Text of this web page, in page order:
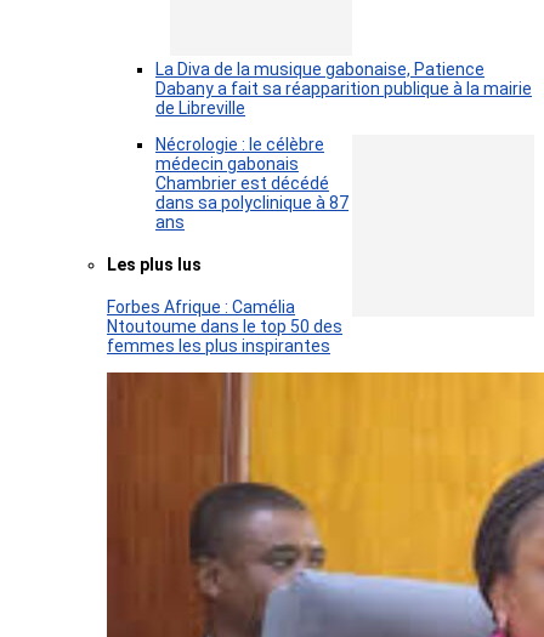
La Diva de la musique gabonaise, Patience
Dabany a fait sa réapparition publique à la mairie
de Libreville
Nécrologie : le célèbre
médecin gabonais
Chambrier est décédé
dans sa polyclinique à 87
ans
Les plus lus
Forbes Afrique : Camélia
Ntoutoume dans le top 50 des
femmes les plus inspirantes